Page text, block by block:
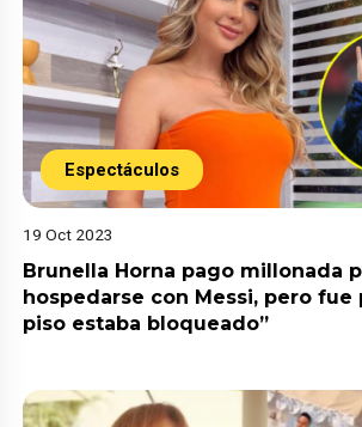
Espectáculos
19 Oct 2023
Brunella Horna pago millonada
hospedarse con Messi, pero fue
piso estaba bloqueado”